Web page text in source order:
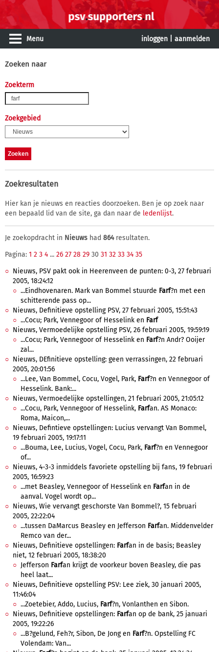
Menu inloggen aanmelden
Zoeken naar
Zoekterm
Zoekgebied
Zoekresultaten
Hier kan je nieuws en reacties doorzoeken. Ben je op zoek naar
een bepaald lid van de site, ga dan naar de ledenlijst.
Je zoekopdracht in Nieuws had 864resultaten.
Pagina: 1 2 3 4 ... 26 27 28 29 30 31 32 33 34 35
Nieuws, PSV pakt ook in Heerenveen de punten: 0-3, 27 februari
2005, 18:24:12
...Eindhovenaren. Mark van Bommel stuurde Farf?n met een
schitterende pass op...
Nieuws, Definitieve opstelling PSV, 27 februari 2005, 15:51:43
...Cocu; Park, Vennegoor of Hesselink en Farf
Nieuws, Vermoedelijke opstelling PSV, 26 februari 2005, 19:59:19
...Cocu; Park, Vennegoor of Hesselink en Farf?n Andr? Ooijer
zal...
Nieuws, DEfinitieve opstelling: geen verrassingen, 22 februari
2005, 20:01:56
...Lee, Van Bommel, Cocu, Vogel, Park, Farf?n en Vennegoor of
Hesselink. Bank:...
Nieuws, Vermoedelijke opstellingen, 21 februari 2005, 21:05:12
...Cocu, Park, Vennegoor of Hesselink, Farfan. AS Monaco:
Roma, Maicon,...
Nieuws, Defintieve opstellingen: Lucius vervangt Van Bommel,
19 februari 2005, 19:17:11
...Bouma, Lee, Lucius, Vogel, Cocu, Park, Farf?n en Vennegoor
of...
Nieuws, 4-3-3 inmiddels favoriete opstelling bij fans, 19 februari
2005, 16:59:23
...met Beasley, Vennegoor of Hesselink en Farfan in de
aanval. Vogel wordt op...
Nieuws, Wie vervangt geschorste Van Bommel?, 15 februari
2005, 22:22:04
...tussen DaMarcus Beasley en Jefferson Farfan. Middenvelder
Remco van der...
Nieuws, Definitieve opstellingen: Farfan in de basis; Beasley
niet, 12 februari 2005, 18:38:20
Jefferson Farfan krijgt de voorkeur boven Beasley, die pas
heel laat...
Nieuws, Definitieve opstelling PSV: Lee ziek, 30 januari 2005,
11:46:04
...Zoetebier, Addo, Lucius, Farf?n, Vonlanthen en Sibon.
Nieuws, Definitieve opstellingen: Farfan op de bank, 25 januari
2005, 19:22:26
...B?gelund, Feh?r, Sibon, De Jong en Farf?n. Opstelling FC
Volendam: Van...